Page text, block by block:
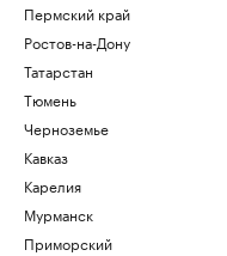
Пермский край
Ростов-на-Дону
Татарстан
Тюмень
Черноземье
Кавказ
Карелия
Мурманск
Приморский